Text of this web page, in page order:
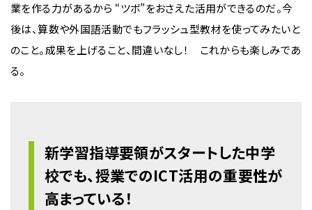
業を作る力があるから “ツボ”をおさえた活用ができるのだ。今
後は、算数や外国語活動でもフラッシュ型教材を使ってみたいと
のこと。成果を上げること、間違いなし！ これからも楽しみであ
る。
新学習指導要領がスタートした中学
校でも、授業でのICT活用の重要性が
高まっている！